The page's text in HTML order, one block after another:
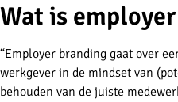
Wat is
“Employer branding gaat over
werkgever in de mindset van
behouden van de juiste